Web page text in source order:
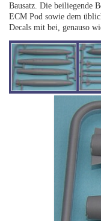
Bausatz. Die beiliegende
ECM Pod sowie dem
Decals mit bei, genauso